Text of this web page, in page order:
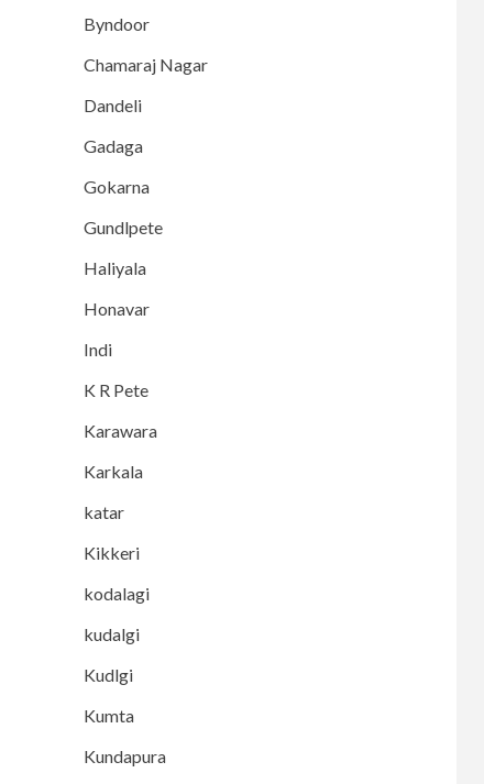
Byndoor
Chamaraj Nagar
Dandeli
Gadaga
Gokarna
Gundlpete
Haliyala
Honavar
Indi
K R Pete
Karawara
Karkala
katar
Kikkeri
kodalagi
kudalgi
Kudlgi
Kumta
Kundapura